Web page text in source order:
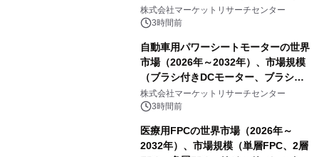
レーム）・分析レポートを発表
株式会社マーケットリサーチセンター
3時間前
自動車用パワーシートモーターの世界
市場（2026年～2032年）、市場規模
（ブラシ付きDCモーター、ブラシレ
スDCモーター）・分析レポートを発
表
株式会社マーケットリサーチセンター
3時間前
医療用FPCの世界市場（2026年～
2032年）、市場規模（単層FPC、2層